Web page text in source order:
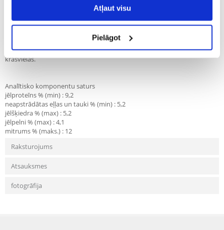
Atļaut visu
Pielāgot
Sastāvs: augļi: kvieši, kviešu graudu milti, lobītas auzas, kokosriekstu
skaidiņas, žāvēti āboli, apelsīna miziņas, banāni, plūškoka ogas, sarkanās
jāņogas, raugs. Dārzeņi: kvieši, kviešu graudu milti, kaltēti burkāni,
pētersīļu saknes, raugs. Ceratoniju pupiņas: ceratoniju pupiņas, lobītas
auzas, kviešu graudu milti, kvieši, melnie kadiķi, raugs. Piedevas:
krāsvielas.
Analītisko komponentu saturs
jēlproteīns % (min) : 9,2
neapstrādātas eļļas un tauki % (min) : 5,2
jēlšķiedra % (max) : 5,2
jēlpelni % (max) : 4,1
mitrums % (maks.) : 12
Raksturojums
Atsauksmes
fotogrāfija